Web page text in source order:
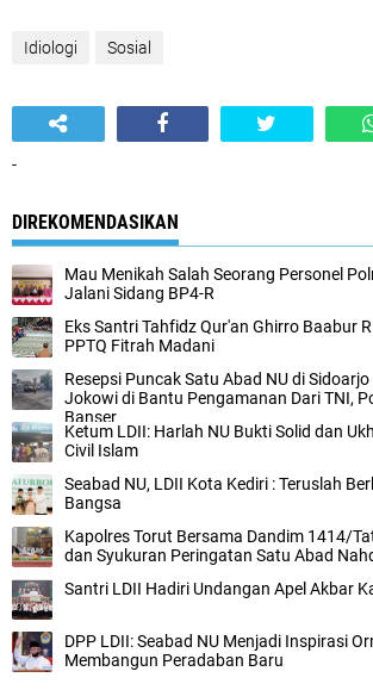
Idiologi Sosial
-
DIREKOMENDASIKAN
Mau Menikah Salah Seorang Personel
Jalani Sidang BP4-R
Eks Santri Tahfidz Qur'an Ghirro Baabur
PPTQ Fitrah Madani
Resepsi Puncak Satu Abad NU di
Jokowi di Bantu Pengamanan Dari TNI,
Banser
Ketum LDII: Harlah NU Bukti Solid dan
Civil Islam
Seabad NU, LDII Kota Kediri : Teruslah
Bangsa
Kapolres Torut Bersama Dandim 1414/
dan Syukuran Peringatan Satu Abad
Santri LDII Hadiri Undangan Apel Akbar
DPP LDII: Seabad NU Menjadi Inspirasi
Membangun Peradaban Baru